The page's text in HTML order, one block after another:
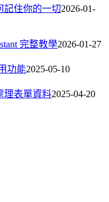
記住你的一切2026-01-
完整教學2026-01-27
功能2025-05-10
理表單資料2025-04-20